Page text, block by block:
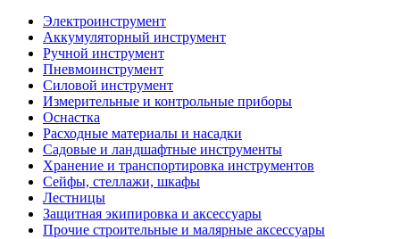
Электроинструмент
Аккумуляторный инструмент
Ручной инструмент
Пневмоинструмент
Силовой инструмент
Измерительные и контрольные приборы
Оснастка
Расходные материалы и насадки
Садовые и ландшафтные инструменты
Хранение и транспортировка инструментов
Сейфы, стеллажи, шкафы
Лестницы
Защитная экипировка и аксессуары
Прочие строительные и малярные аксессуары